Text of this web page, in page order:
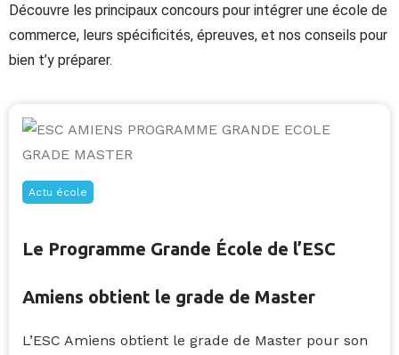
Découvre les principaux concours pour intégrer une école de
commerce, leurs spécificités, épreuves, et nos conseils pour
bien t’y préparer.
Actu école
Le Programme Grande École de l’ESC
Amiens obtient le grade de Master
L’ESC Amiens obtient le grade de Master pour son